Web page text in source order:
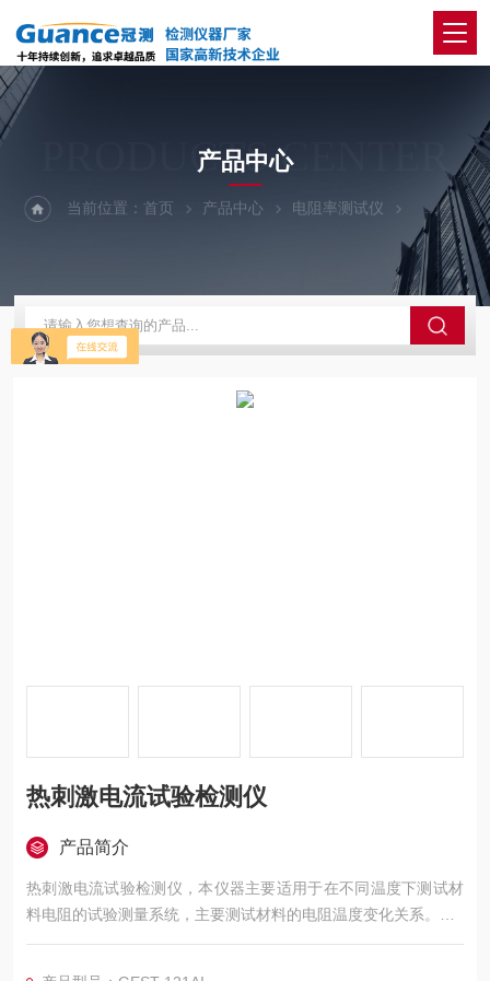
PRODUCTS CENTER
产品中心
当前位置：首页 产品中心 电阻率测试仪 121A1-热
热刺激电流试验检测仪
产品简介
热刺激电流试验检测仪，本仪器主要适用于在不同温度下测试材
料电阻的试验测量系统，主要测试材料的电阻温度变化关系。
仪器测试流程自动化实现和完成，并可以保存和导出试验数据。